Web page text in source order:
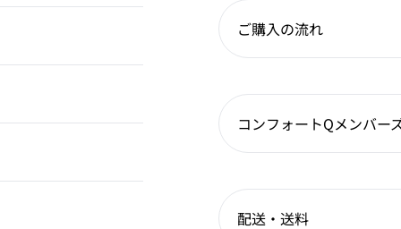
ご購入の流れ
コンフォートQメンバー
配送・送料